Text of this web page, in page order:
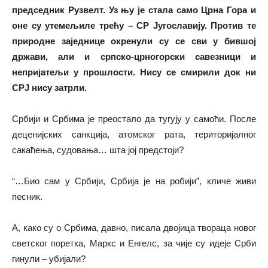
председник Рузвелт. Уз њу је стала само Црна Гора и
оне су утемељиле трећу – СР Југославију. Против те
природне заједнице окренули су се сви у бившој
држави, али и српско-црногорски савезници и
непријатељи у прошлости. Нису се смирили док ни
СРЈ нису затрли.
Србији и Србима је преостало да тугују у самоћи. После
деценијских санкција, атомског рата, територијалног
сакаћења, судовања… шта јој предстоји?
“…Био сам у Србији, Србија је на робији”, кличе живи
песник.
А, како су о Србима, давно, писала двојица твораца новог
светског поретка, Маркс и Енгелс, за чије су идеје Срби
гинули – убијали?